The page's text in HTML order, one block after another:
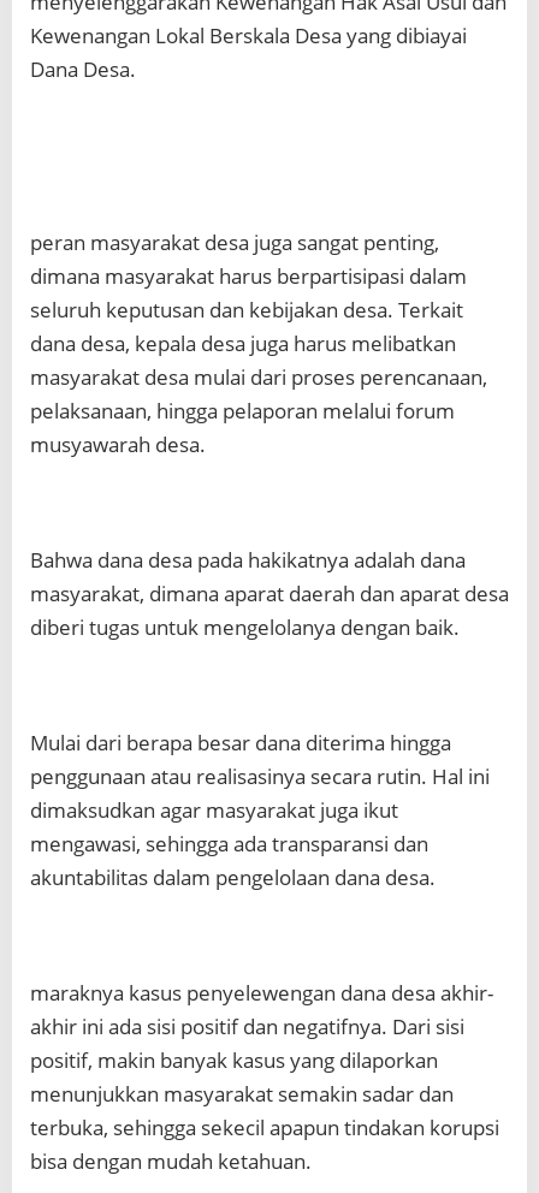
Kewenangan Lokal Berskala Desa yang dibiayai
Dana Desa.
peran masyarakat desa juga sangat penting,
dimana masyarakat harus berpartisipasi dalam
seluruh keputusan dan kebijakan desa. Terkait
dana desa, kepala desa juga harus melibatkan
masyarakat desa mulai dari proses perencanaan,
pelaksanaan, hingga pelaporan melalui forum
musyawarah desa.
Bahwa dana desa pada hakikatnya adalah dana
masyarakat, dimana aparat daerah dan aparat desa
diberi tugas untuk mengelolanya dengan baik.
Mulai dari berapa besar dana diterima hingga
penggunaan atau realisasinya secara rutin. Hal ini
dimaksudkan agar masyarakat juga ikut
mengawasi, sehingga ada transparansi dan
akuntabilitas dalam pengelolaan dana desa.
maraknya kasus penyelewengan dana desa akhir-
akhir ini ada sisi positif dan negatifnya. Dari sisi
positif, makin banyak kasus yang dilaporkan
menunjukkan masyarakat semakin sadar dan
terbuka, sehingga sekecil apapun tindakan korupsi
bisa dengan mudah ketahuan.